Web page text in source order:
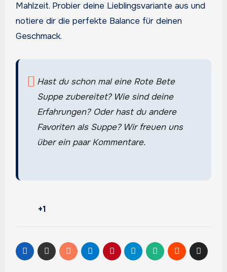
Mahlzeit. Probier deine Lieblingsvariante aus und
notiere dir die perfekte Balance für deinen
Geschmack.
Hast du schon mal eine Rote Bete
Suppe zubereitet? Wie sind deine
Erfahrungen? Oder hast du andere
Favoriten als Suppe? Wir freuen uns
über ein paar Kommentare.
+1